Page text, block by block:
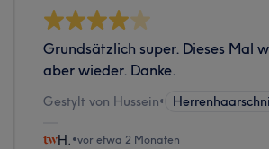
Grundsätzlich super. Dieses Mal
aber wieder. Danke.
Gestylt von Hussein•
H. •vor etwa 2 Monaten